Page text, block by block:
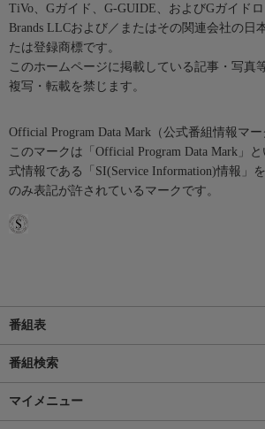
TiVo、Gガイド、G-GUIDE、およびGガイド
Brands LLCおよび／またはその関連会社の日
たは登録商標です。
このホームページに掲載している記事・写真
複写・転載を禁じます。
Official Program Data Mark（公式番組情報マー
このマークは「Official Program Data Mark」
式情報である「SI(Service Information)情報」
のみ表記が許されているマークです。
番組表
番組検索
マイメニュー